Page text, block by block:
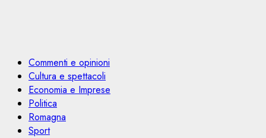
Commenti e opinioni
Cultura e spettacoli
Economia e Imprese
Politica
Romagna
Sport